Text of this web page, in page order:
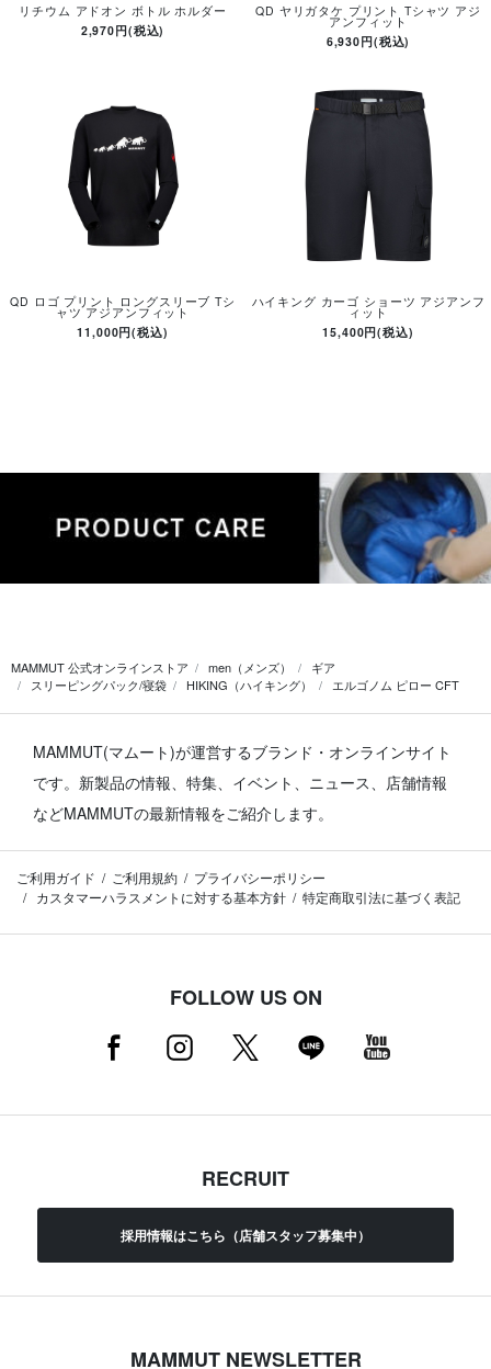
リチウム アドオン ボトル ホルダー
2,970円(税込)
QD ヤリガタケ プリント Tシャツ アジ
アンフィット
6,930円(税込)
QD ロゴ プリント ロングスリーブ Tシ
ャツ アジアンフィット
11,000円(税込)
ハイキング カーゴ ショーツ アジアンフ
ィット
15,400円(税込)
MAMMUT 公式オンラインストア men（メンズ）
ギア
スリーピングパック/寝袋
HIKING（ハイキング） エルゴノム ピロー CFT
MAMMUT(マムート)が運営するブランド・オンラインサイト
です。 新製品の情報、特集、イベント、ニュース、店舗情報
などMAMMUTの最新情報をご紹介します。
ご利用ガイド ご利用規約
プライバシーポリシー
カスタマーハラスメントに対する基本方針
特定商取引法に基づく表記
FOLLOW US ON
RECRUIT
採用情報はこちら（店舗スタッフ募集中）
MAMMUT NEWSLETTER